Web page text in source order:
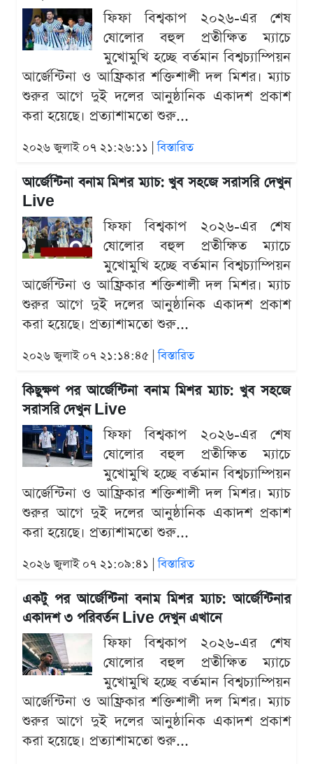
ফিফা বিশ্বকাপ ২০২৬-এর শেষ
ষোলোর বহুল প্রতীক্ষিত ম্যাচে
মুখোমুখি হচ্ছে বর্তমান বিশ্বচ্যাম্পিয়ন
আর্জেন্টিনা ও আফ্রিকার শক্তিশালী দল মিশর। ম্যাচ
শুরুর আগে দুই দলের আনুষ্ঠানিক একাদশ প্রকাশ
করা হয়েছে। প্রত্যাশামতো শুরু...
২০২৬ জুলাই ০৭ ২১:২৬:১১ |বিস্তারিত
আর্জেন্টিনা বনাম মিশর ম্যাচ: খুব সহজে সরাসরি দেখুন
Live
ফিফা বিশ্বকাপ ২০২৬-এর শেষ
ষোলোর বহুল প্রতীক্ষিত ম্যাচে
মুখোমুখি হচ্ছে বর্তমান বিশ্বচ্যাম্পিয়ন
আর্জেন্টিনা ও আফ্রিকার শক্তিশালী দল মিশর। ম্যাচ
শুরুর আগে দুই দলের আনুষ্ঠানিক একাদশ প্রকাশ
করা হয়েছে। প্রত্যাশামতো শুরু...
২০২৬ জুলাই ০৭ ২১:১৪:৪৫ |বিস্তারিত
কিছুক্ষণ পর আর্জেন্টিনা বনাম মিশর ম্যাচ: খুব সহজে
সরাসরি দেখুন Live
ফিফা বিশ্বকাপ ২০২৬-এর শেষ
ষোলোর বহুল প্রতীক্ষিত ম্যাচে
মুখোমুখি হচ্ছে বর্তমান বিশ্বচ্যাম্পিয়ন
আর্জেন্টিনা ও আফ্রিকার শক্তিশালী দল মিশর। ম্যাচ
শুরুর আগে দুই দলের আনুষ্ঠানিক একাদশ প্রকাশ
করা হয়েছে। প্রত্যাশামতো শুরু...
২০২৬ জুলাই ০৭ ২১:০৯:৪১ |বিস্তারিত
একটু পর আর্জেন্টিনা বনাম মিশর ম্যাচ: আর্জেন্টিনার
একাদশ ৩ পরিবর্তন Live দেখুন এখানে
ফিফা বিশ্বকাপ ২০২৬-এর শেষ
ষোলোর বহুল প্রতীক্ষিত ম্যাচে
মুখোমুখি হচ্ছে বর্তমান বিশ্বচ্যাম্পিয়ন
আর্জেন্টিনা ও আফ্রিকার শক্তিশালী দল মিশর। ম্যাচ
শুরুর আগে দুই দলের আনুষ্ঠানিক একাদশ প্রকাশ
করা হয়েছে। প্রত্যাশামতো শুরু...